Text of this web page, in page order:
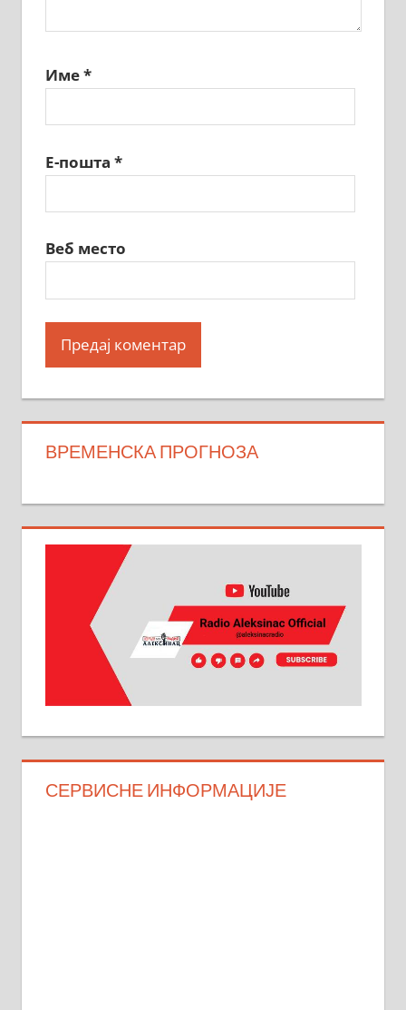
Име*
Е-пошта *
Веб место
ВРЕМЕНСКА ПРОГНОЗА
СЕРВИСНЕ ИНФОРМАЦИЈЕ